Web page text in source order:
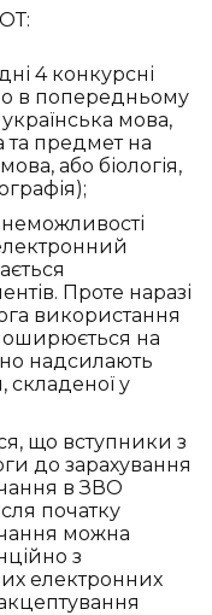
4 конкурсні
в попередньому
мова,
та предмет на
або біологія,
неможливості
Проте наразі
використання
на
надсилають
складеної у
що вступники з
до зарахування
в ЗВО
початку
можна
з
електронних